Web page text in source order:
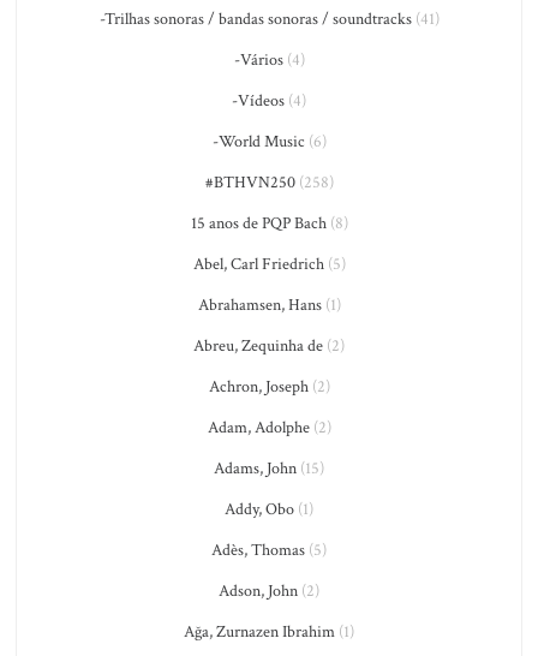
-Trilhas sonoras / bandas sonoras / soundtracks(41)
-Vários(4)
-Vídeos (4)
-World Music (6)
#BTHVN250(258)
15 anos de PQP Bach(8)
Abel, Carl Friedrich(5)
Abrahamsen, Hans(1)
Abreu, Zequinha de (2)
Achron, Joseph(2)
Adam, Adolphe(2)
Adams, John (15)
Addy, Obo (1)
Adès, Thomas (5)
Adson, John (2)
Ağa, Zurnazen Ibrahim (1)